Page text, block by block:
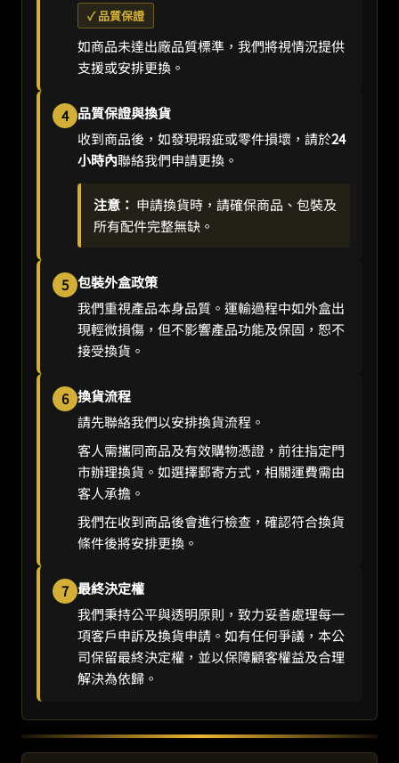
✓ 品質保證
如商品未達出廠品質標準，我們將視情況提供
支援或安排更換。
4 品質保證與換貨
收到商品後，如發現瑕疵或零件損壞，請於24
小時內聯絡我們申請更換。
注意： 申請換貨時，請確保商品、包裝及
所有配件完整無缺。
5 包裝外盒政策
我們重視產品本身品質。運輸過程中如外盒出
現輕微損傷，但不影響產品功能及保固，恕不
接受換貨。
6 換貨流程
請先聯絡我們以安排換貨流程。
客人需攜同商品及有效購物憑證，前往指定門
市辦理換貨。如選擇郵寄方式，相關運費需由
客人承擔。
我們在收到商品後會進行檢查，確認符合換貨
條件後將安排更換。
7 最終決定權
我們秉持公平與透明原則，致力妥善處理每一
項客戶申訴及換貨申請。如有任何爭議，本公
司保留最終決定權，並以保障顧客權益及合理
解決為依歸。